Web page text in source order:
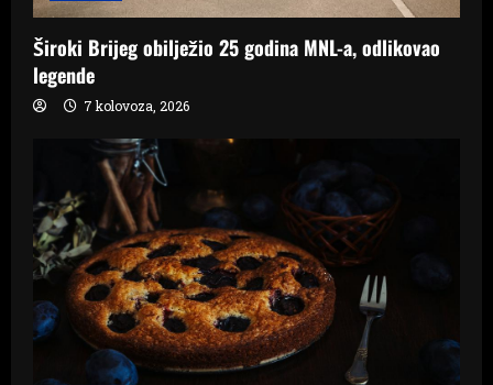
Široki Brijeg obilježio 25 godina MNL-a, odlikovao
legende
7 kolovoza, 2026